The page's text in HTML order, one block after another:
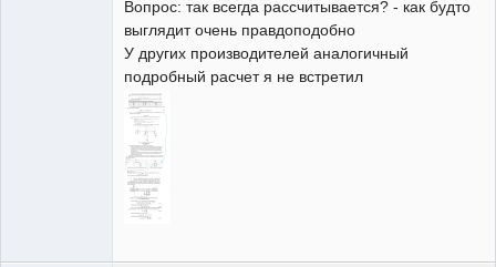
Вопрос: так всегда рассчитывается? - как будто
выглядит очень правдоподобно
У других производителей аналогичный
подробный расчет я не встретил